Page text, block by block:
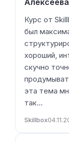
Курс от
был
хороший,
скучно
эта тема
так…
Skillbox